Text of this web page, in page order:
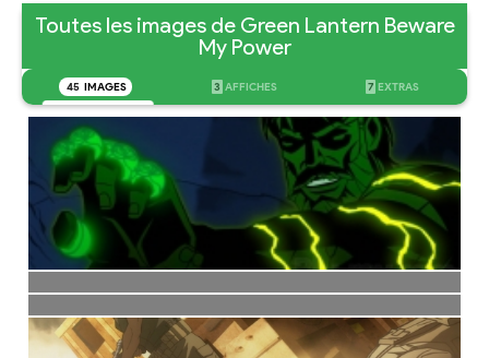
Toutes les images de Green Lantern Beware
My Power
45 IMAGES 3 AFFICHES 7 EXTRAS